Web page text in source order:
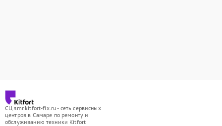
СЦ smr.kitfort-fix.ru - сеть сервисных
центров в Самаре по ремонту и
обслуживанию техники Kitfort